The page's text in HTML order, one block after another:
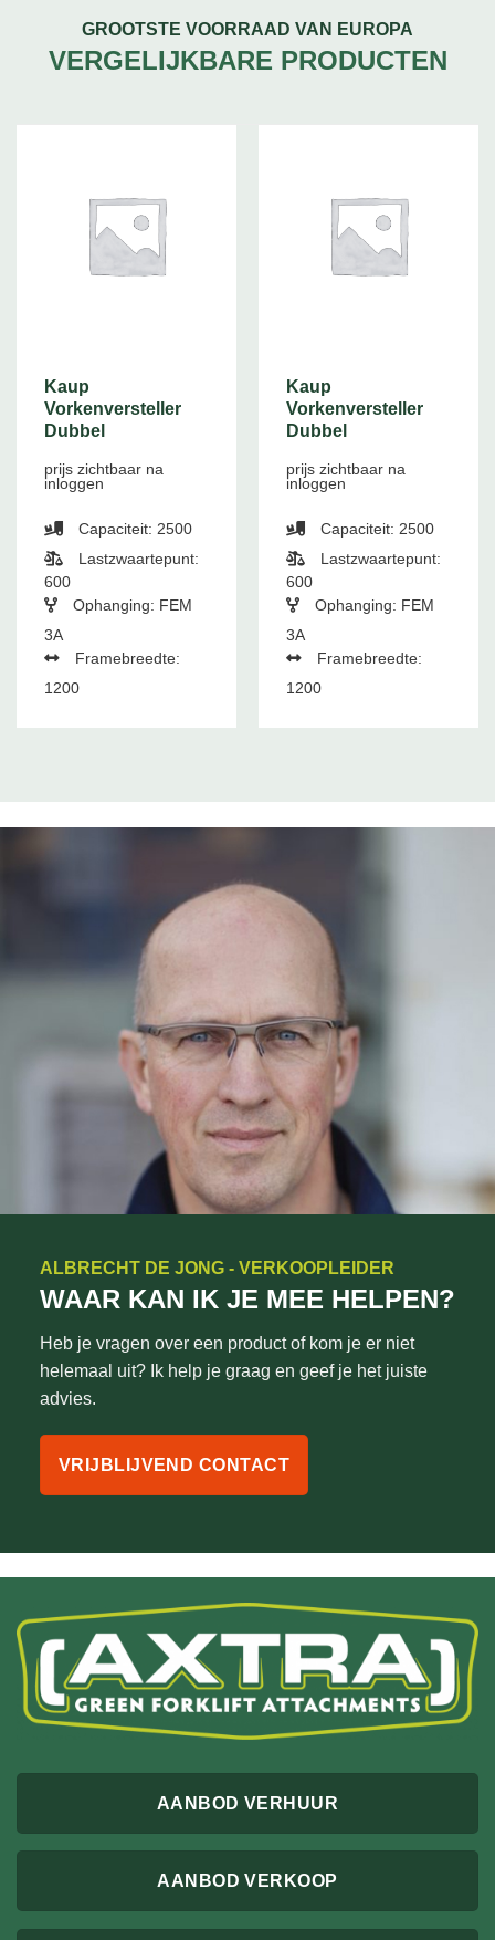
GROOTSTE VOORRAAD VAN EUROPA
VERGELIJKBARE PRODUCTEN
Kaup
Vorkenversteller
Dubbel
prijs zichtbaar na
inloggen
Capaciteit: 2500
Lastzwaartepunt:
600
Ophanging: FEM
3A
Framebreedte:
1200
Kaup
Vorkenversteller
Dubbel
prijs zichtbaar na
inloggen
Capaciteit: 2500
Lastzwaartepunt:
600
Ophanging: FEM
3A
Framebreedte:
1200
ALBRECHT DE JONG - VERKOOPLEIDER
WAAR KAN IK JE MEE HELPEN?
Heb je vragen over een product of kom je er niet
helemaal uit? Ik help je graag en geef je het juiste
advies.
VRIJBLIJVEND CONTACT
AANBOD VERHUUR
AANBOD VERKOOP